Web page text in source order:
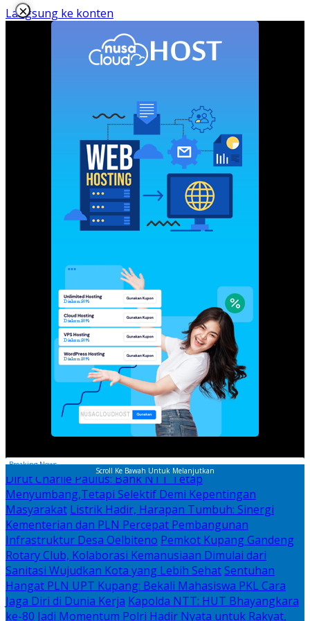
Langsung ke konten
×
Scroll Ke Bawah Untuk Melanjutkan
Breaking News
Dirut Charlie Paulus: Bank NTT Tetap
Menyumbang,Tetapi Selektif Demi Kepentingan
Masyarakat Listrik Hadir, Harapan Tumbuh: Sinergi
Kementerian dan PLN Percepat Pembangunan
Infrastruktur Desa Oelbiteno Pemkot Kupang Gandeng
Rotary Club, Kolaborasi Kemanusiaan Dimulai dari
Sanitasi Wujudkan Kota yang Lebih Sehat Sentuhan
Hangat PLN UPT Kupang: Bekali Mahasiswa PKL Cara
Jaga Diri di Dunia Kerja Kapolda NTT: HUT Bhayangkara
ke-80 Jadi Momentum Polri Hadir Nyata untuk Rakyat,